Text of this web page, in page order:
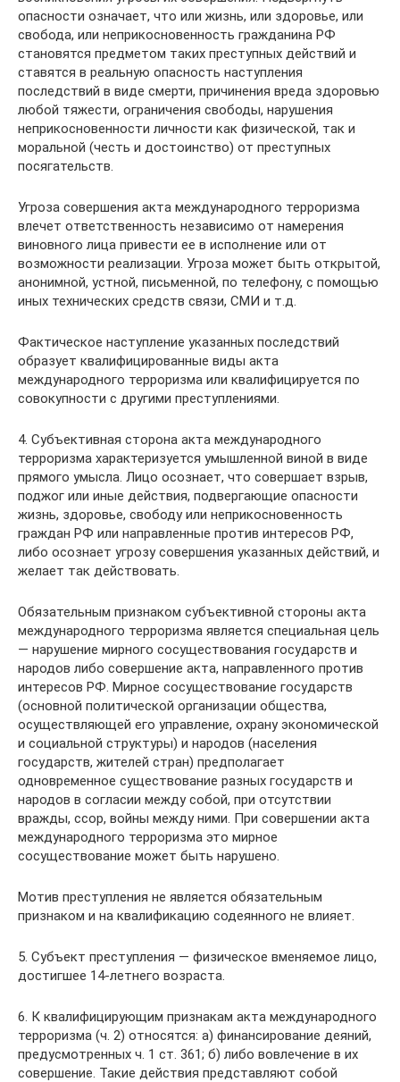
опасности означает, что или жизнь, или здоровье, или
свобода, или неприкосновенность гражданина РФ
становятся предметом таких преступных действий и
ставятся в реальную опасность наступления
последствий в виде смерти, причинения вреда здоровью
любой тяжести, ограничения свободы, нарушения
неприкосновенности личности как физической, так и
моральной (честь и достоинство) от преступных
посягательств.
Угроза совершения акта международного терроризма
влечет ответственность независимо от намерения
виновного лица привести ее в исполнение или от
возможности реализации. Угроза может быть открытой,
анонимной, устной, письменной, по телефону, с помощью
иных технических средств связи, СМИ и т.д.
Фактическое наступление указанных последствий
образует квалифицированные виды акта
международного терроризма или квалифицируется по
совокупности с другими преступлениями.
4. Субъективная сторона акта международного
терроризма характеризуется умышленной виной в виде
прямого умысла. Лицо осознает, что совершает взрыв,
поджог или иные действия, подвергающие опасности
жизнь, здоровье, свободу или неприкосновенность
граждан РФ или направленные против интересов РФ,
либо осознает угрозу совершения указанных действий, и
желает так действовать.
Обязательным признаком субъективной стороны акта
международного терроризма является специальная цель
— нарушение мирного сосуществования государств и
народов либо совершение акта, направленного против
интересов РФ. Мирное сосуществование государств
(основной политической организации общества,
осуществляющей его управление, охрану экономической
и социальной структуры) и народов (населения
государств, жителей стран) предполагает
одновременное существование разных государств и
народов в согласии между собой, при отсутствии
вражды, ссор, войны между ними. При совершении акта
международного терроризма это мирное
сосуществование может быть нарушено.
Мотив преступления не является обязательным
признаком и на квалификацию содеянного не влияет.
5. Субъект преступления — физическое вменяемое лицо,
достигшее 14-летнего возраста.
6. К квалифицирующим признакам акта международного
терроризма (ч. 2) относятся: а) финансирование деяний,
предусмотренных ч. 1 ст. 361; б) либо вовлечение в их
совершение. Такие действия представляют собой